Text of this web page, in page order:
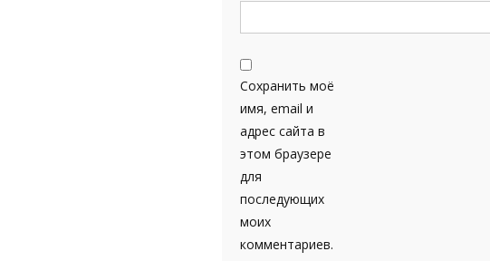
Сохранить моё
имя, email и
адрес сайта в
этом браузере
для
последующих
моих
комментариев.